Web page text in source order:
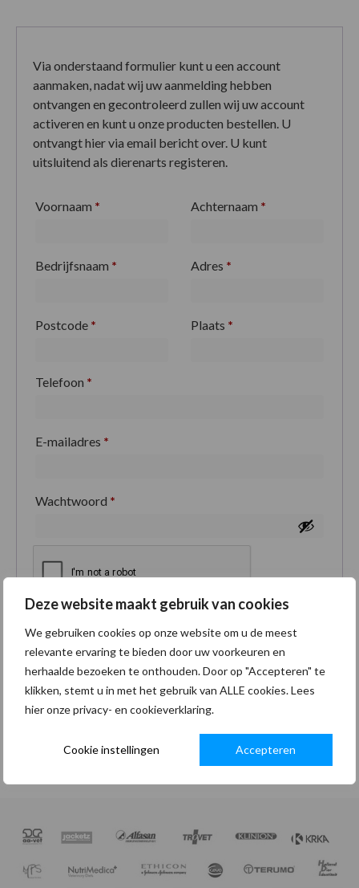
Deze website maakt gebruik van cookies
We gebruiken cookies op onze website om u de meest
relevante ervaring te bieden door uw voorkeuren en
herhaalde bezoeken te onthouden. Door op "Accepteren" te
klikken, stemt u in met het gebruik van ALLE cookies. Lees
hier onze privacy- en cookieverklaring.
Cookie instellingen Accepteren
Via onderstaand formulier kunt u een account
aanmaken, nadat wij uw aanmelding hebben
ontvangen en gecontroleerd zullen wij uw account
activeren en kunt u onze producten bestellen. U
ontvangt hier via email bericht over. U kunt
uitsluitend als dierenarts registeren.
Voornaam * Achternaam *
Bedrijfsnaam * Adres *
Postcode * Plaats *
Telefoon *
E-mailadres *
Wachtwoord *
Je persoonlijke gegevens worden gebruikt om je
ervaring op deze site te ondersteunen, om toegang
tot je account te beheren en voor andere doeleinden
zoals omschreven in onzeprivacybeleid.